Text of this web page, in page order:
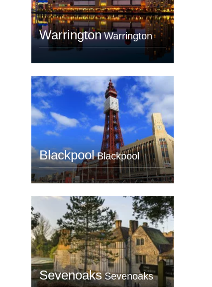
Warrington Warrington
Blackpool Blackpool
Sevenoaks Sevenoaks